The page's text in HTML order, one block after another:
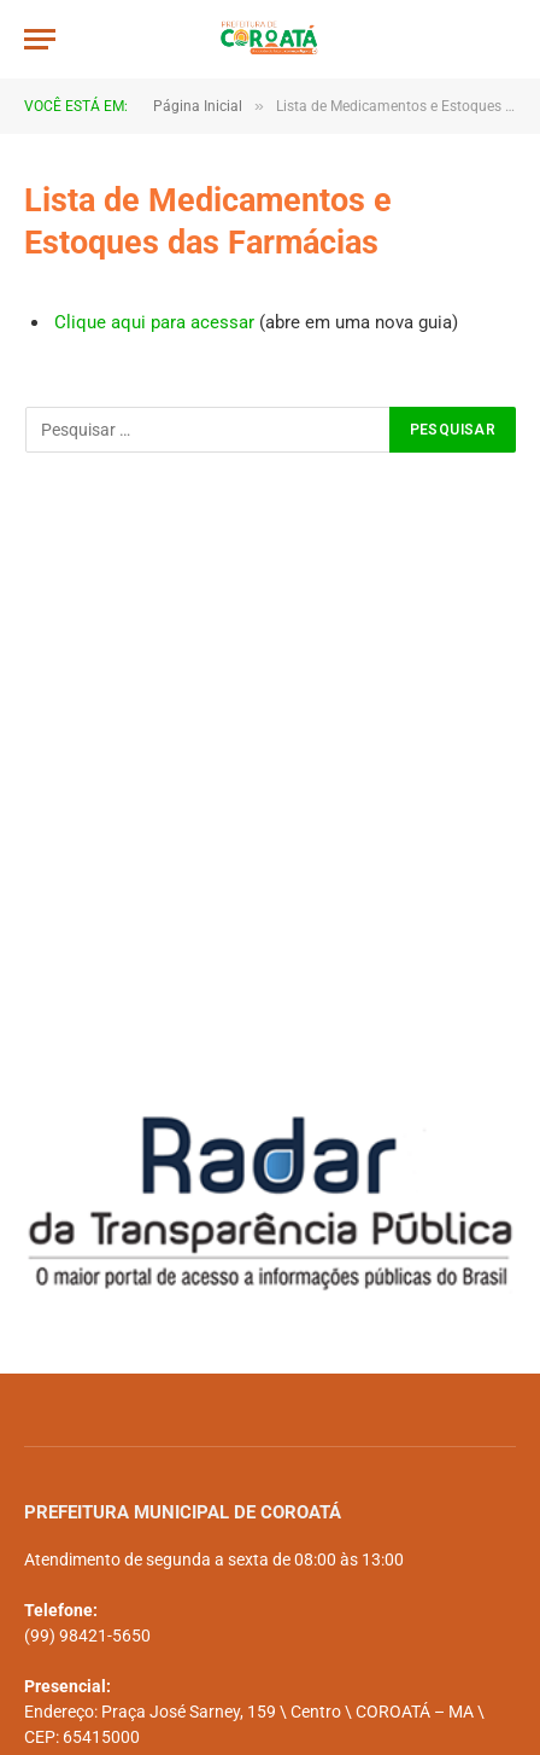
VOCÊ ESTÁ EM: Página Inicial » Lista de Medicamentos e Estoques das Farmácias
Lista de Medicamentos e
Estoques das Farmácias
Clique aqui para acessar (abre em uma nova guia)
PREFEITURA MUNICIPAL DE COROATÁ
Atendimento de segunda a sexta de 08:00 às 13:00
Telefone:
(99) 98421-5650
Presencial:
Endereço: Praça José Sarney, 159 \ Centro \ COROATÁ – MA \
CEP: 65415000